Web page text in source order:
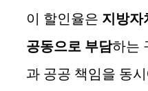
이 할인율은 지방자
공동으로 부담하는
과 공공 책임을 동